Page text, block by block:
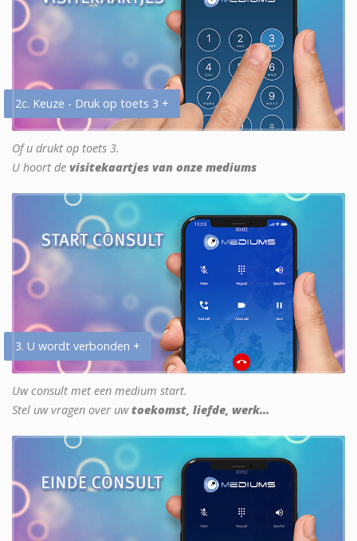
2c. Keuze - Druk op toets 3 +
Of u drukt op toets 3.
U hoort de visitekaartjes van onze mediums
3. U wordt verbonden +
Uw consult met een medium start.
Stel uw vragen over uwtoekomst, liefde, werk...